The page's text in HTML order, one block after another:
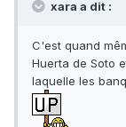
xara a dit :
C'est quand
Huerta de Soto
laquelle les